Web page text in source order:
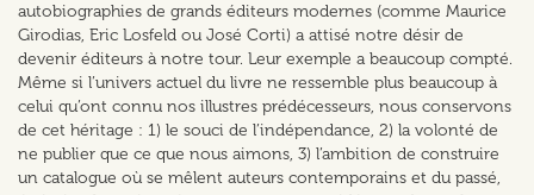
autobiographies de grands éditeurs modernes (comme Maurice
Girodias, Eric Losfeld ou José Corti) a attisé notre désir de
devenir éditeurs à notre tour. Leur exemple a beaucoup compté.
Même si l’univers actuel du livre ne ressemble plus beaucoup à
celui qu’ont connu nos illustres prédécesseurs, nous conservons
de cet héritage : 1) le souci de l’indépendance, 2) la volonté de
ne publier que ce que nous aimons, 3) l’ambition de construire
un catalogue où se mêlent auteurs contemporains et du passé,